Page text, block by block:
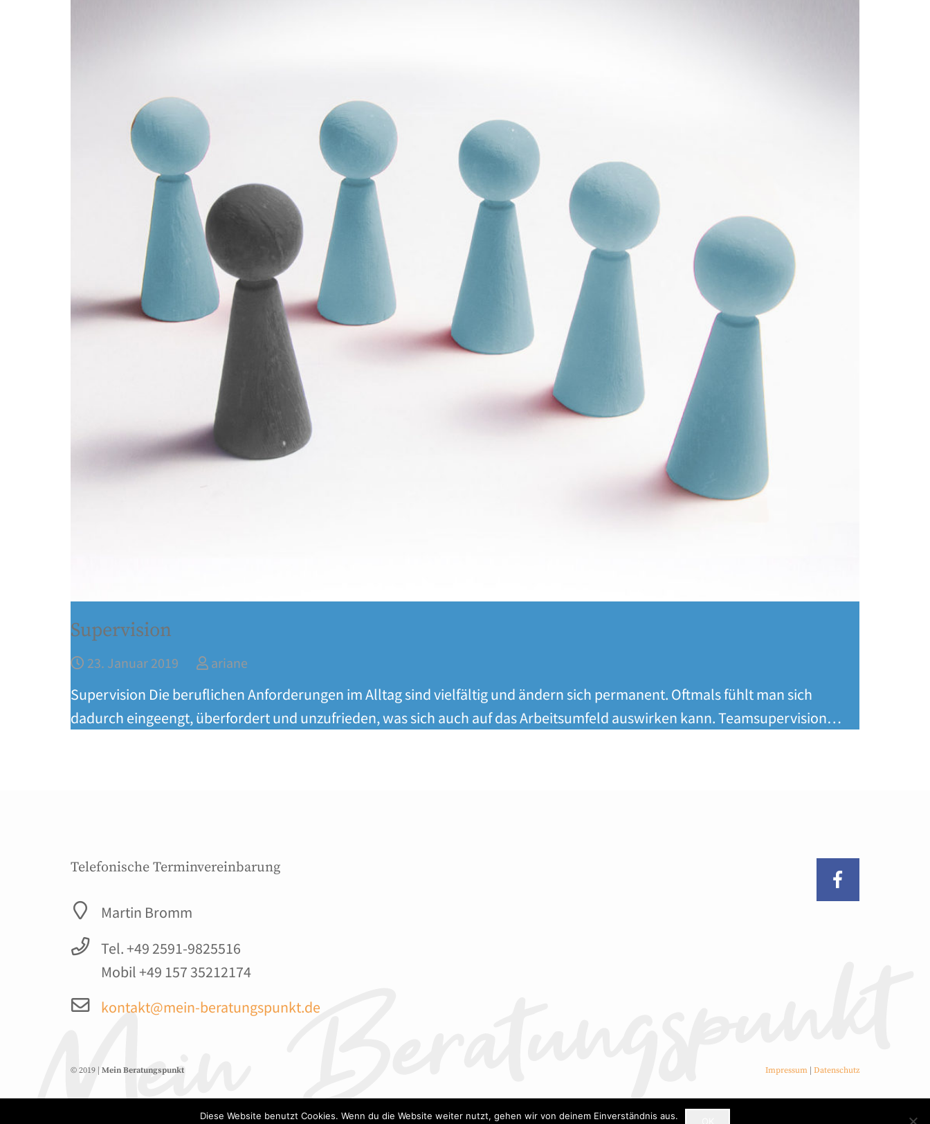
Supervision
23. Januar 2019 ariane
Supervision Die beruflichen Anforderungen im Alltag sind vielfältig und ändern sich permanent. Oftmals fühlt man sich
dadurch eingeengt, überfordert und unzufrieden, was sich auch auf das Arbeitsumfeld auswirken kann. Teamsupervision…
Telefonische Terminvereinbarung
Martin Bromm
Tel. +49 2591-9825516
Mobil +49 157 35212174
kontakt@mein-beratungspunkt.de
© 2019 | Mein Beratungspunkt Impressum| Datenschutz
Diese Website benutzt Cookies. Wenn du die Website weiter nutzt, gehen wir von deinem Einverständnis aus.